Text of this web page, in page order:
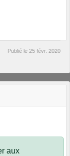
Publié le 25 févr. 2020
aux